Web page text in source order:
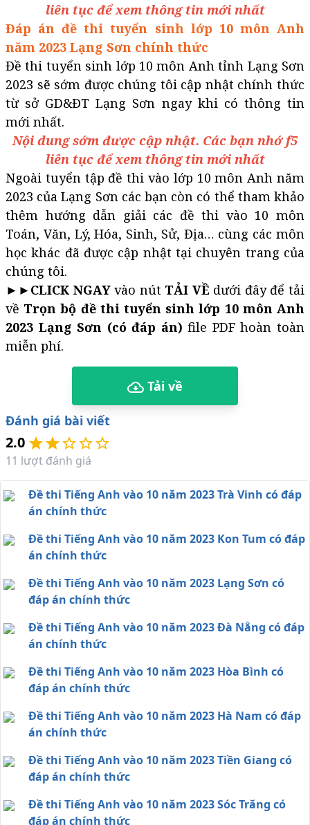
liên tục để xem thông tin mới nhất
Đáp án đề thi tuyển sinh lớp 10 môn Anh
năm 2023 Lạng Sơn​​​​​​​ chính thức
Đề thi tuyển sinh lớp 10 môn Anh tỉnh Lạng Sơn
2023 sẽ sớm được chúng tôi cập nhật chính thức
từ sở GD&ĐT Lạng Sơn ngay khi có thông tin
mới nhất.
Nội dung sớm được cập nhật. Các bạn nhớ f5
liên tục để xem thông tin mới nhất
Ngoài tuyển tập đề thi vào lớp 10 môn Anh năm
2023 của Lạng Sơn các bạn còn có thể tham khảo
thêm hướng dẫn giải các đề thi vào 10 môn
Toán, Văn, Lý, Hóa, Sinh, Sử, Địa… cùng các môn
học khác đã được cập nhật tại chuyên trang của
chúng tôi.
►► CLICK NGAYvào nút TẢI VỀdưới đây để tải
về Trọn bộ đề thi tuyển sinh lớp 10 môn Anh
2023 Lạng Sơn​​​​​​​ (có đáp án) file PDF hoàn toàn
miễn phí.
Tải về
Đánh giá bài viết
2.0
11 lượt đánh giá
Đề thi Tiếng Anh vào 10 năm 2023 Trà Vinh có đáp
án chính thức
Đề thi Tiếng Anh vào 10 năm 2023 Kon Tum có đáp
án chính thức
Đề thi Tiếng Anh vào 10 năm 2023 Lạng Sơn có
đáp án chính thức
Đề thi Tiếng Anh vào 10 năm 2023 Đà Nẵng có đáp
án chính thức
Đề thi Tiếng Anh vào 10 năm 2023 Hòa Bình có
đáp án chính thức
Đề thi Tiếng Anh vào 10 năm 2023 Hà Nam có đáp
án chính thức
Đề thi Tiếng Anh vào 10 năm 2023 Tiền Giang có
đáp án chính thức
Đề thi Tiếng Anh vào 10 năm 2023 Sóc Trăng có
đáp án chính thức